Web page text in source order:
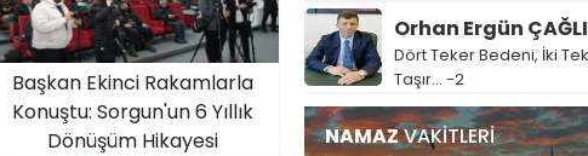
Başkan Ekinci Rakamlarla
Konuştu: Sorgun'un 6 Yıllık
Dönüşüm Hikayesi
Orhan Ergün
Dört Teker Bedeni, İki
Taşır… -2
NAMAZVAKİTLERİ